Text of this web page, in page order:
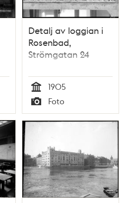
Detalj av loggian i
Rosenbad,
Strömgatan 24
Tid
1905
Typ
Foto